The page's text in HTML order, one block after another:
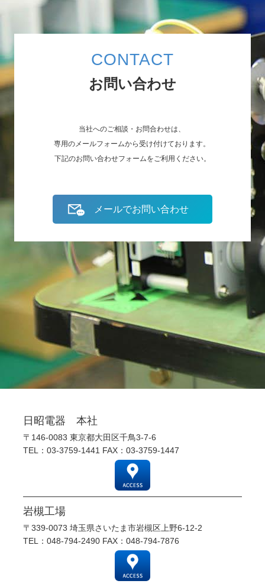
CONTACT
お問い合わせ
当社へのご相談・お問合わせは、
専用のメールフォームから受け付けております。
下記のお問い合わせフォームをご利用ください。
メールでお問い合わせ
日昭電器 本社
〒146-0083 東京都大田区千鳥3-7-6
TEL： 03-3759-1441 FAX：03-3759-1447
岩槻工場
〒339-0073 埼玉県さいたま市岩槻区上野6-12-2
TEL： 048-794-2490 FAX：048-794-7876